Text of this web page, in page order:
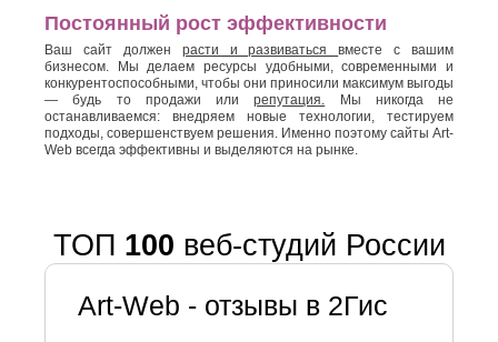
Постоянный рост эффективности
Ваш сайт должен расти и развиватьсявместе с вашим
бизнесом. Мы делаем ресурсы удобными, современными и
конкурентоспособными, чтобы они приносили максимум выгоды
— будь то продажи илирепутация. Мы никогда не
останавливаемся: внедряем новые технологии, тестируем
подходы, совершенствуем решения. Именно поэтому сайты Art-
Web всегда эффективны и выделяются на рынке.
ТОП 100 веб-студий России
Art-Web - отзывы в zoon